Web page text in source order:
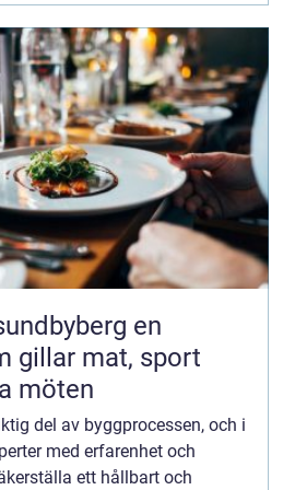
en
gillar mat, sport
möten
del av byggprocessen, och i
med erfarenhet och
ett hållbart och